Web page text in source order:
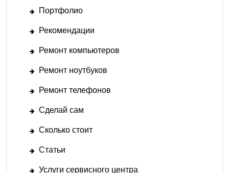
Портфолио
Рекомендации
Ремонт компьютеров
Ремонт ноутбуков
Ремонт телефонов
Сделай сам
Сколько стоит
Статьи
Услуги сервисного центра